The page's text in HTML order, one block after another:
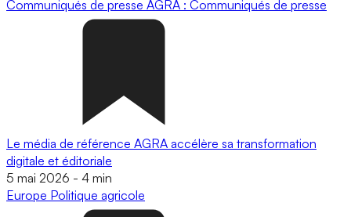
Communiqués de presse AGRA : Communiqués de presse
Le média de référence AGRA accélère sa transformation
digitale et éditoriale
5 mai 2026 - 4 min
Europe Politique agricole